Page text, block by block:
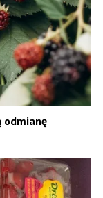
odmianę